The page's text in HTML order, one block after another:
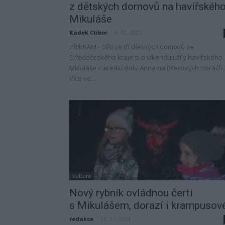
z dětských domovů na
Mikuláše
Radek Ctibor
PŘÍBRAM - Děti ze tří dětských domovů ze
Středočeského kraje si o víkendu užily havířského
Mikuláše v areálu dolu Anna na Březových
Více ve...
Kultura
Nový rybník ovládnou čerti
s Mikulášem, dorazí i
redakce